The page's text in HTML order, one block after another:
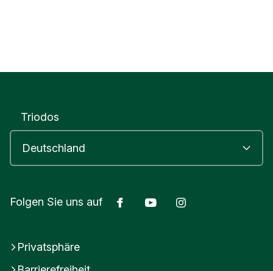
Triodos
Folgen Sie uns auf FacebookYoutube
Privatsphäre